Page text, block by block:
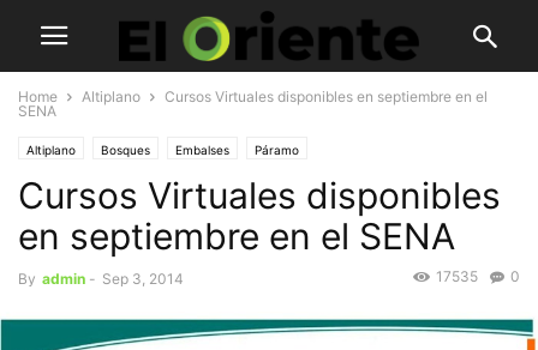
Home Altiplano
Cursos Virtuales disponibles en septiembre en el
SENA
Altiplano Bosques Embalses Páramo
Cursos Virtuales disponibles
en septiembre en el SENA
By admin - Sep 3, 2014 0
17535